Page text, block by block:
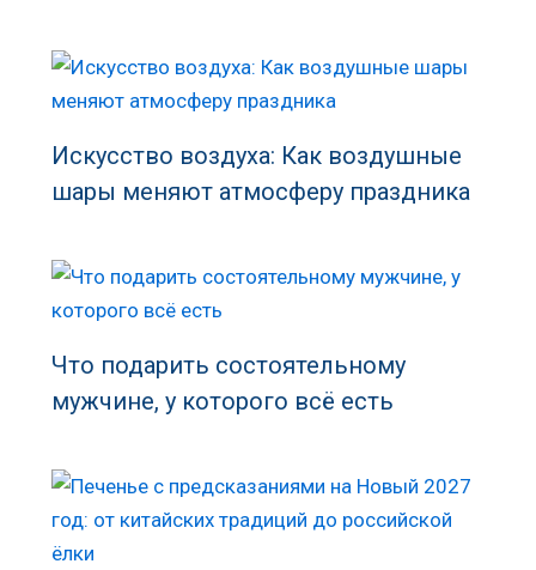
Искусство воздуха: Как воздушные
шары меняют атмосферу праздника
Что подарить состоятельному
мужчине, у которого всё есть